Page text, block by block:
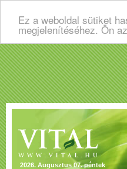
Ez a weboldal sütiket
megjelenítéséhez. Ön
2026. Augusztus 07. péntek